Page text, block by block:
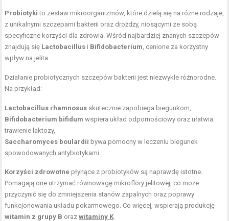
Probiotyki to zestaw mikroorganizmów, które dzielą się na różne rodzaje,
z unikalnymi szczepami bakterii oraz drożdży, niosącymi ze sobą
specyficzne korzyści dla zdrowia. Wśród najbardziej znanych szczepów
znajdują się Lactobacillus i Bifidobacterium , cenione za korzystny
wpływ na jelita.
Działanie probiotycznych szczepów bakterii jest niezwykle różnorodne.
Na przykład:
Lactobacillus rhamnosus skutecznie zapobiega biegunkom,
Bifidobacterium bifidum wspiera układ odpornościowy oraz ułatwia
trawienie laktozy,
Saccharomyces boulardii bywa pomocny w leczeniu biegunek
spowodowanych antybiotykami.
Korzyści zdrowotne płynące z probiotyków są naprawdę istotne.
Pomagają one utrzymać równowagę mikroflory jelitowej, co może
przyczynić się do zmniejszenia stanów zapalnych oraz poprawy
funkcjonowania układu pokarmowego. Co więcej, wspierają produkcję
witamin z grupy B orazwitaminy K